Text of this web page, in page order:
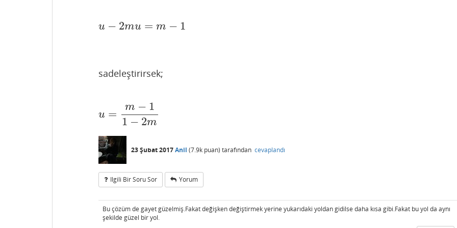
u − 2mu = m − 1
u−2mu=m−1
sadeleştirirsek;
u =
m − 1
1 − 2m
u =m−11−2m
23 Şubat 2017Anil (7.9k puan) tarafından cevaplandı
Ilgili Bir Soru Sor Yorum
Bu çözüm de gayet güzelmiş.Fakat değişken değiştirmek yerine yukarıdaki yoldan gidilse daha kısa gibi.Fakat bu yol da aynı
şekilde güzel bir yol.